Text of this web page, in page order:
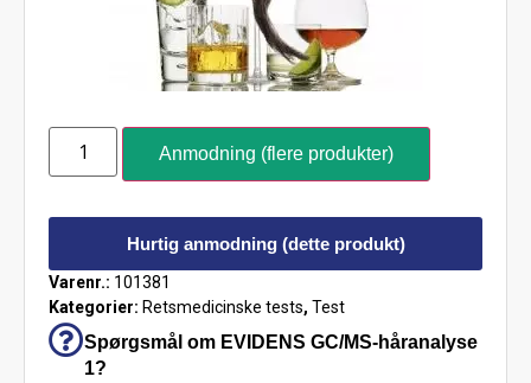
Anmodning (flere produkter)
Hurtig anmodning (dette produkt)
Varenr.: 101381
Kategorier: Retsmedicinske tests, Test
Spørgsmål om EVIDENS GC/MS-håranalyse
1?